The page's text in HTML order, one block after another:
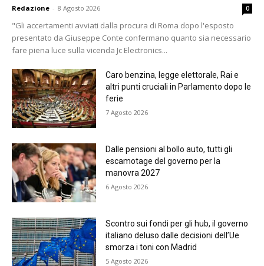
Redazione - 8 Agosto 2026 0
"Gli accertamenti avviati dalla procura di Roma dopo l'esposto
presentato da Giuseppe Conte confermano quanto sia necessario
fare piena luce sulla vicenda Jc Electronics...
Caro benzina, legge elettorale, Rai e
altri punti cruciali in Parlamento dopo le
ferie
7 Agosto 2026
Dalle pensioni al bollo auto, tutti gli
escamotage del governo per la
manovra 2027
6 Agosto 2026
Scontro sui fondi per gli hub, il governo
italiano deluso dalle decisioni dell’Ue
smorza i toni con Madrid
5 Agosto 2026